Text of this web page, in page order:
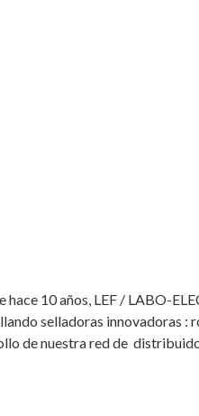
hace 10 años, LEF / LABO-
selladoras innovadoras
de nuestra red de